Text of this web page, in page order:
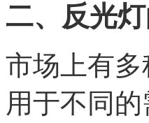
二、反光
市场上有
用于不同